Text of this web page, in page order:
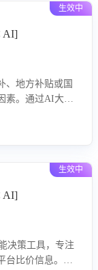
生效中
AI]
、地方补贴或国
素。通过AI大模
生效中
AI]
决策工具，专注
台比价信息。该